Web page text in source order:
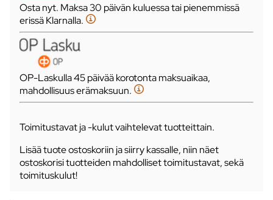
Osta nyt. Maksa 30 päivän kuluessa tai pienemmissä
erissä Klarnalla.
OP-Laskulla 45 päivää korotonta maksuaikaa,
mahdollisuus erämaksuun.
Toimitustavat ja -kulut vaihtelevat tuotteittain.
Lisää tuote ostoskoriin ja siirry kassalle, niin näet
ostoskorisi tuotteiden mahdolliset toimitustavat, sekä
toimituskulut!